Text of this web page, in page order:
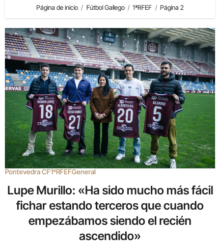
Página de inicio Fútbol Gallego 1ªRFEF Página 2
Pontevedra CF1ªRFEFGeneral
Lupe Murillo: «Ha sido mucho más fácil
fichar estando terceros que cuando
empezábamos siendo el recién
ascendido»